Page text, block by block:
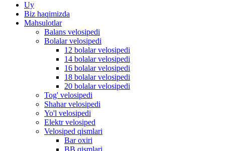
Uy
Biz haqimizda
Mahsulotlar
Balans velosipedi
Bolalar velosipedi
12 bolalar velosipedi
14 bolalar velosipedi
16 bolalar velosipedi
18 bolalar velosipedi
20 bolalar velosipedi
Tog' velosipedi
Shahar velosipedi
Yo'l velosipedi
Elektr velosiped
Velosiped qismlari
Bar oxiri
BB qismlari